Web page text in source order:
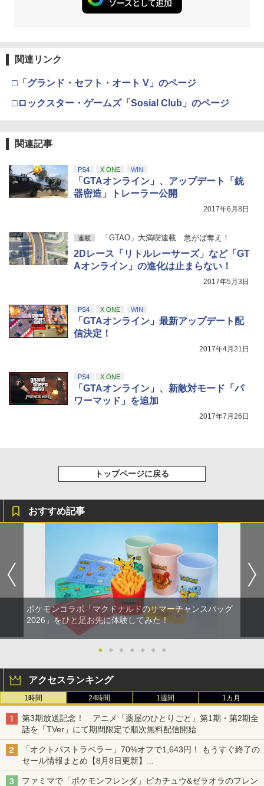
関連リンク
□「グランド・セフト・オート V」のページ
□ロックスター・ゲームズ「Sosial Club」のページ
関連記事
PS4 X ONE WIN
「GTAオンライン」、アップデート「銃
器密造」トレーラー公開
2017年6月8日
連載 「GTAO」大満喫連載 急がば奪え！
2Dレース「リトルレーサーズ」など「GT
Aオンライン」の進化は止まらない！
2017年5月3日
PS4 X ONE WIN
「GTAオンライン」最新アップデート配
信決定！
2017年4月21日
PS4 X ONE
「GTAオンライン」、新敵対モード「パ
ワーマッド」を追加
2017年7月26日
トップページに戻る
おすすめ記事
ポケモンコラボ「マクドナルドのサマーチャンスバッグ
2026」をひと足お先に体験してみた！
● ● ● ● ● ● ●
アクセスランキング
1時間 24時間 1週間 1カ月
第3期放送記念！ アニメ「薬屋のひとりごと」第1期・第2期全
話を「TVer」にて期間限定で順次無料配信開始
「オクトパストラベラー」70%オフで1,643円！ もうすぐ終了の
セール情報まとめ【8月8日更新】
ニンテンドーeショップでは「大神 絶景版」が67%オフで990円
ファミマで「ポケモンフレンダ」ピカチュウ&ゼラオラのフレン